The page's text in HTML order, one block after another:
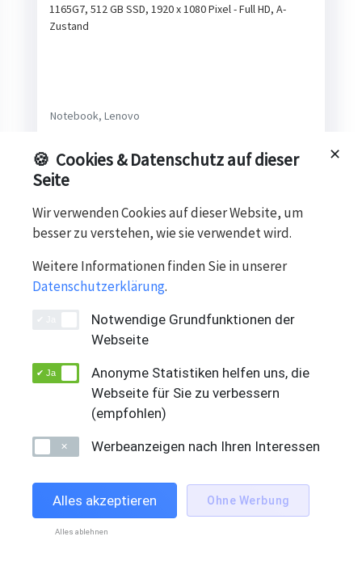
1165G7, 512 GB SSD, 1920 x 1080 Pixel - Full HD, A-
Zustand
Notebook, Lenovo
1 Stk.
CHF 559.–
HP EliteBook x360 1030 G7
Win 11 Pro, UHD Graphics 620, 16 GB, Nein, Intel Core
✕
🍪 Cookies & Datenschutz auf dieser
Seite
Wir verwenden Cookies auf dieser Website, um
besser zu verstehen, wie sie verwendet wird.
Weitere Informationen finden Sie in unserer
Datenschutzerklärung.
Notwendige Grundfunktionen der
Webseite
Anonyme Statistiken helfen uns, die
Webseite für Sie zu verbessern
(empfohlen)
Werbeanzeigen nach Ihren Interessen
Alles akzeptieren Ohne Werbung
Alles ablehnen